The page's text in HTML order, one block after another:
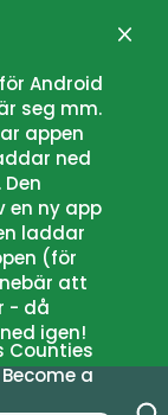
Android
seg mm.
appen
ned
en ny app
laddar
(för
att
- då
igen!
Close
Counties
Become a